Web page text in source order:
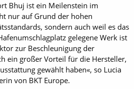
Bhuj ist ein Meilenstein im
nur auf Grund der hohen
sondern auch weil es das
gelegene Werk ist
zur Beschleunigung der
ein großer Vorteil für die Hersteller,
gewählt haben«, so Lucia
von BKT Europe.